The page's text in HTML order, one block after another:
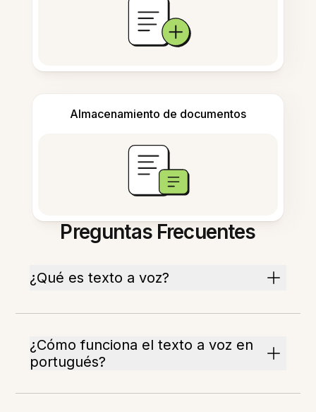
Almacenamiento de documentos
Preguntas Frecuentes
¿Qué es texto a voz?
¿Cómo funciona el texto a voz en
portugués?